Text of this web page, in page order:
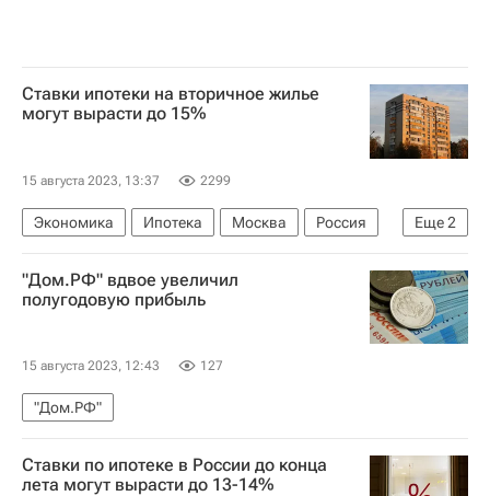
Ставки ипотеки на вторичное жилье
могут вырасти до 15%
15 августа 2023, 13:37 2299
Еще2
Экономика Ипотека Москва
Россия
Миэль
Центральный Банк РФ (ЦБ РФ)
"Дом.РФ" вдвое увеличил
полугодовую прибыль
15 августа 2023, 12:43 127
"Дом.РФ"
Ставки по ипотеке в России до конца
лета могут вырасти до 13-14%